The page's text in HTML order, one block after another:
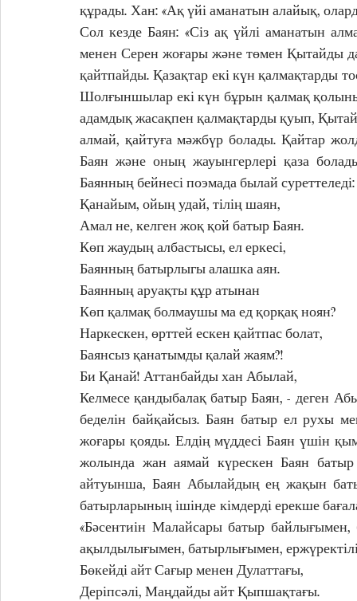
құрады. Хан: «Ақ үйі аманатын алайық,
Сол кезде Баян: «Сіз ақ үйлі аманатын
менен Серен жоғары және төмен Қытайды да
қайтпайды. Қазақтар екі күн қалмақтарды
Шолғыншылар екі күн бұрын қалмақ
адамдық жасақпен қалмақтарды қуып, Қытай
алмай, қайтуға мәжбүр болады. Қайтар
Баян және оның жауынгерлері қаза
Баянның бейнесі поэмада былай суреттеледі:
Қанайым, ойың удай, тілің шаян,
Амал не, келген жоқ қой батыр Баян.
Көп жаудың албастысы, ел еркесі,
Баянның батырлыгы алашка аян.
Баянның аруақты құр атынан
Көп қалмақ болмаушы ма ед қорқақ ноян?
Наркескен, өрттей ескен қайтпас болат,
Баянсыз қанатымды қалай жаям?!
Би Қанай! Аттанбайды хан Абылай,
Келмесе қандыбалақ батыр Баян, - деген
беделін байқайсыз. Баян батыр ел рухы
жоғары қояды. Елдің мүддесі Баян үшін
жолында жан аямай күрескен Баян
айтуынша, Баян Абылайдың ең жақын
батырларының ішінде кімдерді ерекше
«Бәсентиін Малайсары батыр
ақылдылығымен, батырлығымен,
Бөкейді айт Сағыр менен Дулаттағы,
Деріпсәлі, Маңдайды айт Қыпшақтағы.